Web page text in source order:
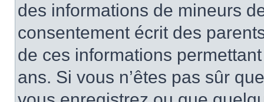
des informations de mineurs
consentement écrit des
de ces informations
ans. Si vous n’êtes pas sûr